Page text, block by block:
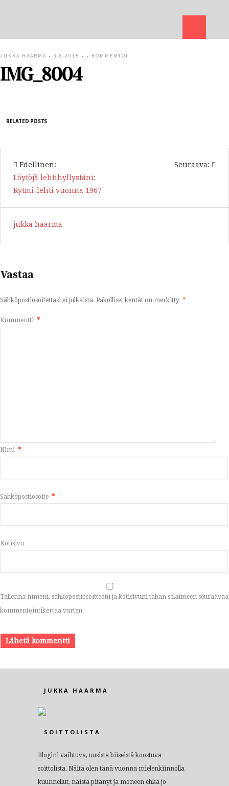
JUKKA HAARMA • 3.8.2015 • • KOMMENTOI
IMG_8004
RELATED POSTS
Edellinen:
Löytöjä lehtihyllystäni:
Rytmi-lehti vuonna 1967
Seuraava:
jukka haarma
Vastaa
Sähköpostiosoitettasi ei julkaista. Pakolliset kentät on merkitty *
Kommentti *
Nimi *
Sähköpostiosoite *
Kotisivu
Tallenna nimeni, sähköpostiosoitteeni ja kotisivuni tähän selaimeen seuraavaa
kommentointikertaa varten.
JUKKA HAARMA
SOITTOLISTA
Blogini vaihtuva, uusista biiseistä koostuva
soittolista. Näitä olen tänä vuonna mielenkiinnolla
kuunnellut, näistä pitänyt ja moneen ehkä jo